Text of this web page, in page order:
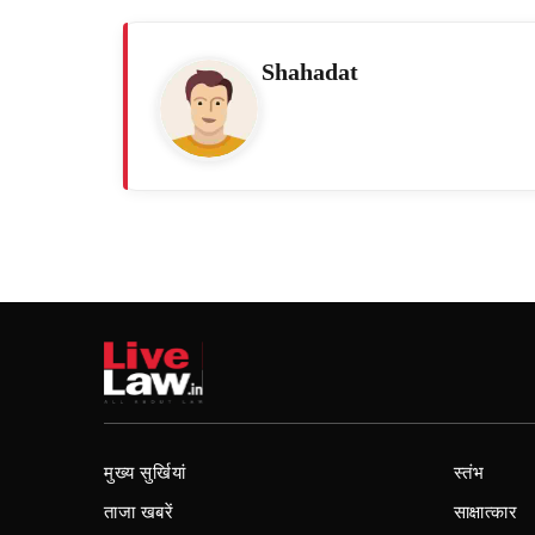
Shahadat
मुख्य सुर्खियां
ताजा खबरें
स्तंभ
साक्षात्कार